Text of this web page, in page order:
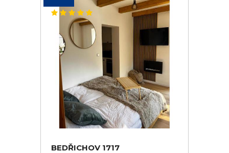
BEDŘICHOV 1717